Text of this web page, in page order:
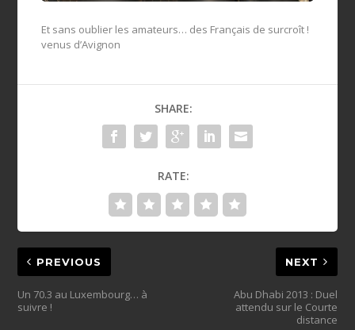
Et sans oublier les amateurs… des Français de surcroît !
venus d’Avignon
SHARE:
RATE:
PREVIOUS
Un 70.3 au Luxembourg… à
suivre !
NEXT
Abu Dhabi 2013 : Duel
attendu sur le Courte
distance